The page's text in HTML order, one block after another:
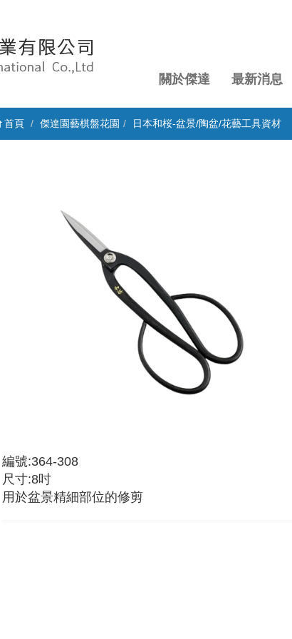
關於傑達 最新消息
首頁 傑達園藝棋盤花園 日本和桜-盆景/陶盆/花藝工具資材
編號:364-308
尺寸:8吋
用於盆景精細部位的修剪